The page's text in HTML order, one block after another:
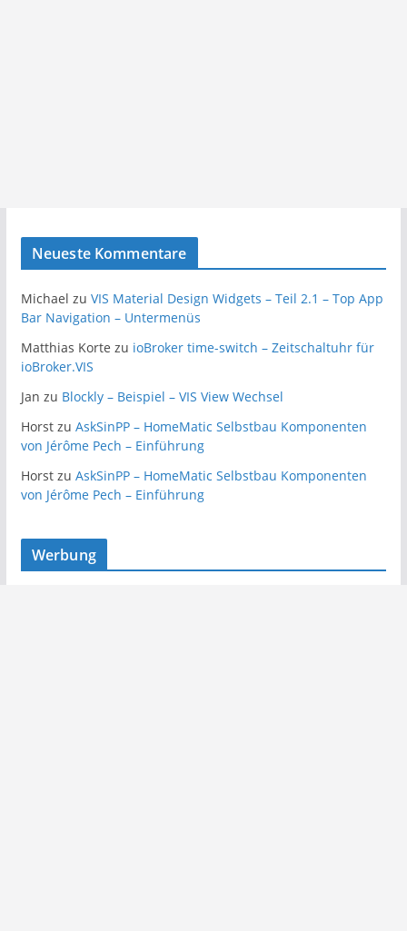
Neueste Kommentare
Michael zu VIS Material Design Widgets – Teil 2.1 – Top App
Bar Navigation – Untermenüs
Matthias Korte zu ioBroker time-switch – Zeitschaltuhr für
ioBroker.VIS
Jan zu Blockly – Beispiel – VIS View Wechsel
Horstzu AskSinPP – HomeMatic Selbstbau Komponenten
von Jérôme Pech – Einführung
Horstzu AskSinPP – HomeMatic Selbstbau Komponenten
von Jérôme Pech – Einführung
Werbung